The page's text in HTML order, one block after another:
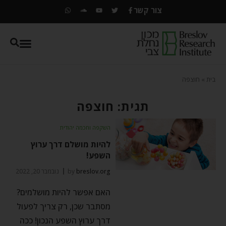
צור קשר
בית חוצפה
תגית: חוצפה
השקפה וחכמה יהודית
להיות מושלם דרך ערוץ
השפע!
by breslov.org נובמבר 20, 2022
האם אפשר להיות מושלמים?
מסתבר שכן, רק צריך לפעול
דרך ערוץ השפע הנכון! ככה